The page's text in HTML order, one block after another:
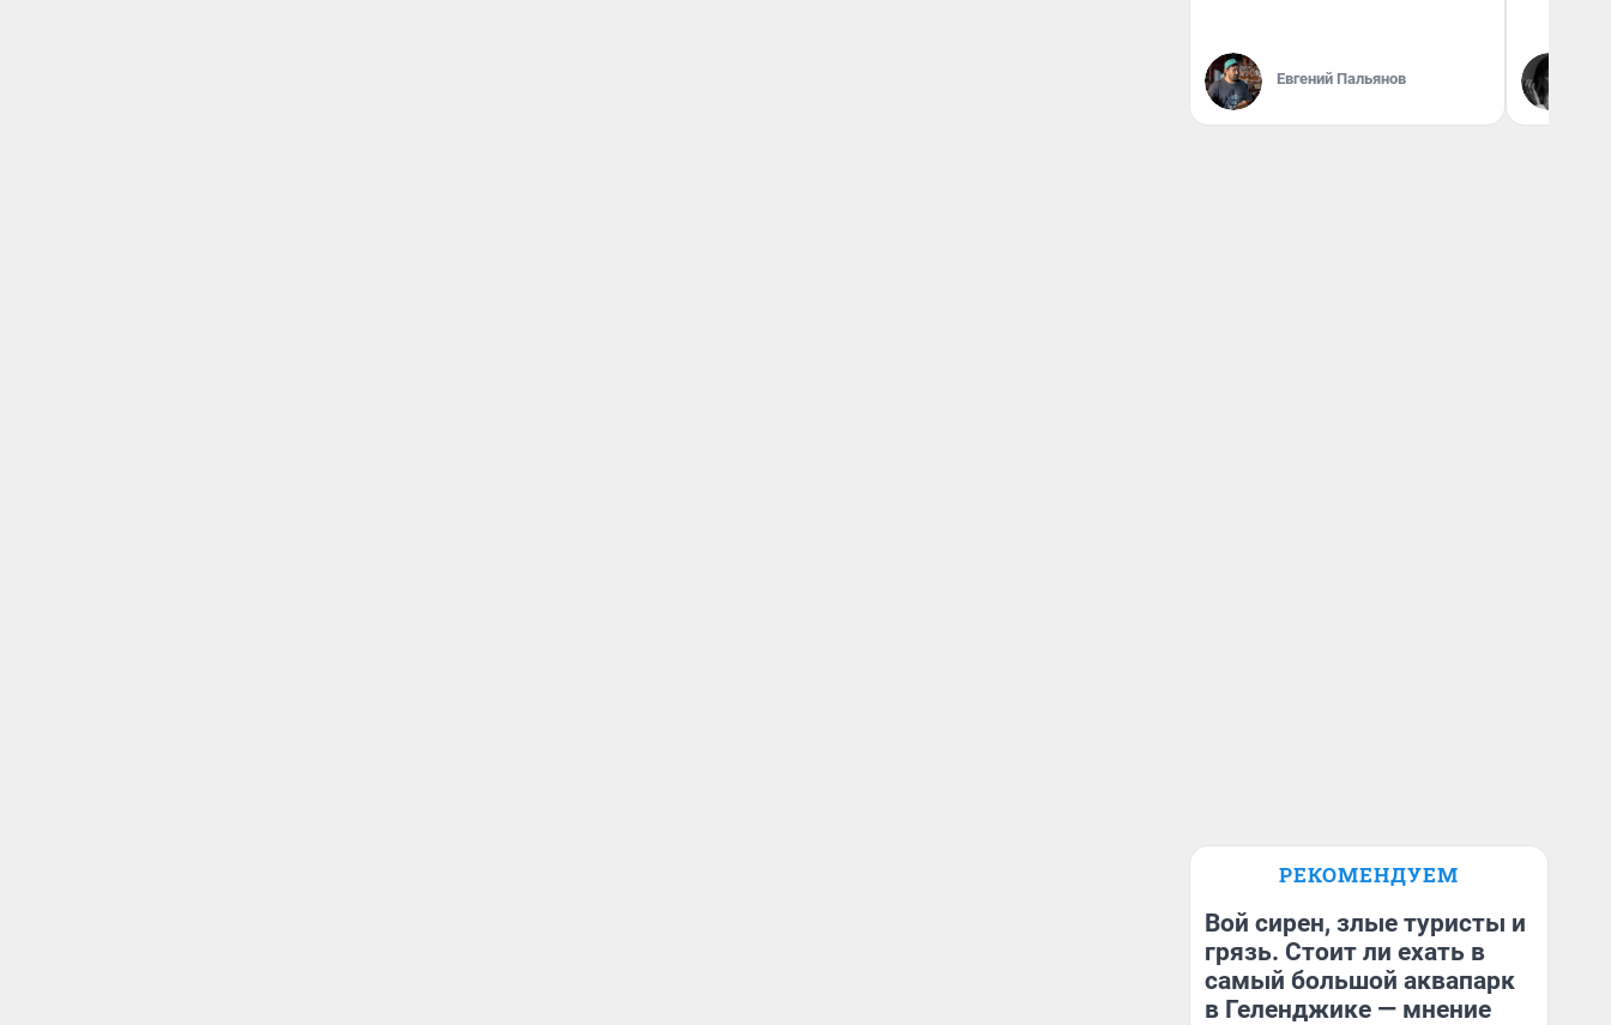
Евгений Пальянов
РЕКОМЕНДУЕМ
Вой сирен, злые туристы и
грязь. Стоит ли ехать в
самый большой аквапарк
в Геленджике — мнение